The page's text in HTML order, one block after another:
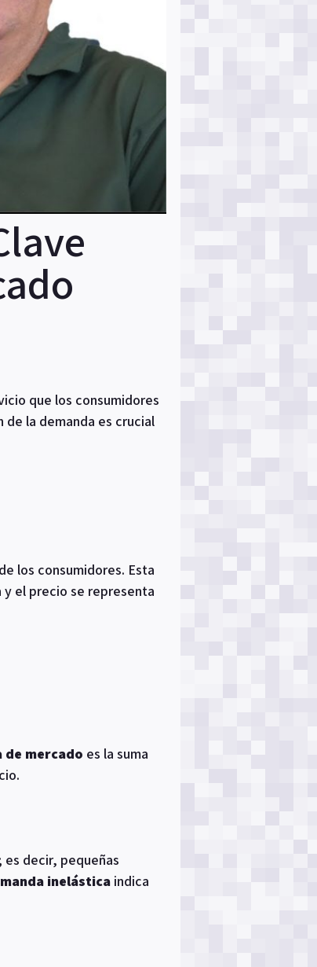
que los consumidores
la demanda es crucial
los consumidores. Esta
el precio se representa
de mercado es la suma
es decir, pequeñas
inelástica indica